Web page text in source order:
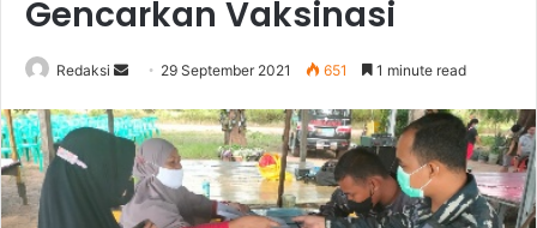
Gencarkan Vaksinasi
Redaksi
Send
email
29 September 2021 651 1 minute read